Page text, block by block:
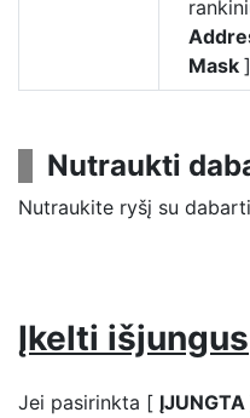
Mask
Nutraukti
Nutraukite ryšį su
Įkelti išjungus
Jei pasirinkta [ ĮJUNGTA